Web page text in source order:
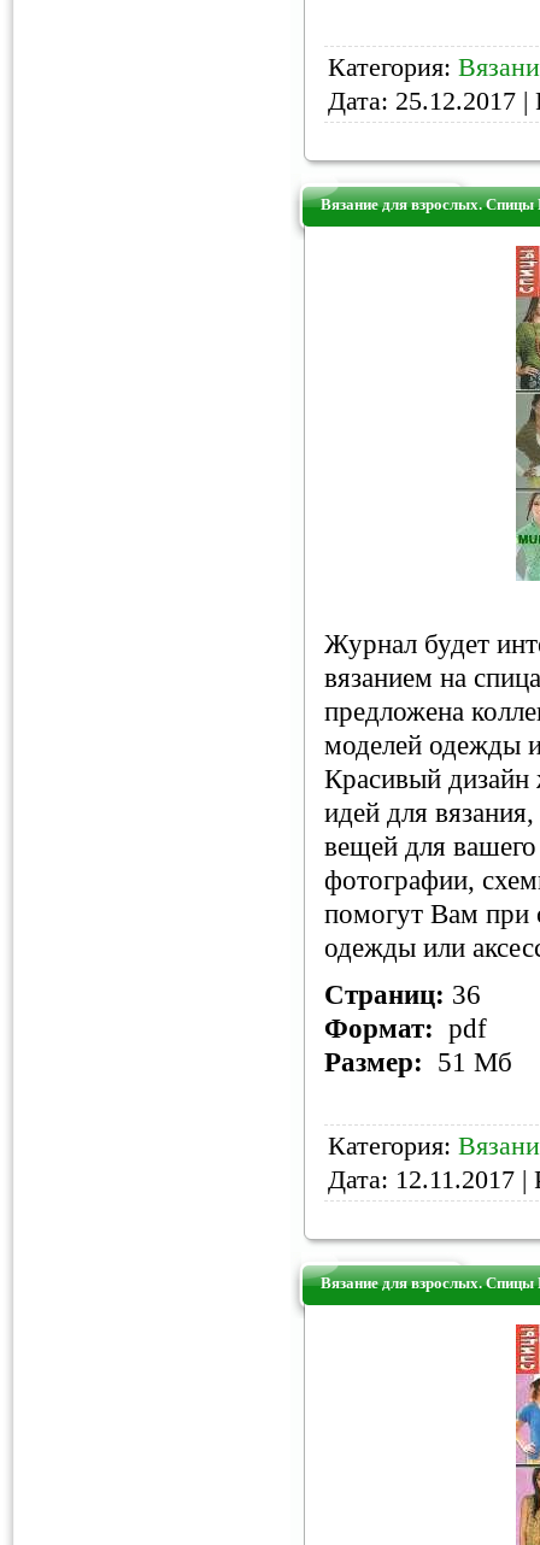
Категория:
Дата: 25.12.2017 |
Вязание для взрослых.
Журнал будет
вязанием на
предложена
моделей одежды
Красивый
идей для
вещей для
фотографии,
помогут Вам при
одежды или
Страниц: 36
Формат: pdf
Размер: 51 Мб
Категория:
Дата: 12.11.2017 |
Вязание для взрослых.